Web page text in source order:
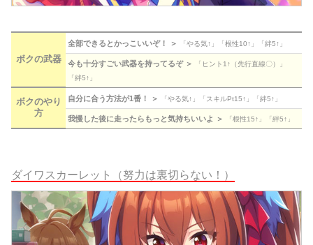
ボクの武器
全部できるとかっこいいぞ！ ＞ 「やる気↑」「根性10↑」「絆5↑」
今も十分すごい武器を持ってるぞ ＞
「ヒント1↑（先行直線〇）」
「絆5↑」
ボクのやり
方
自分に合う方法が1番！ ＞ 「やる気↑」「スキルPt15↑」「絆5↑」
我慢した後に走ったらもっと気持ちいいよ ＞ 「根性15↑」「絆5↑」
ダイワスカーレット（努力は裏切らない！）